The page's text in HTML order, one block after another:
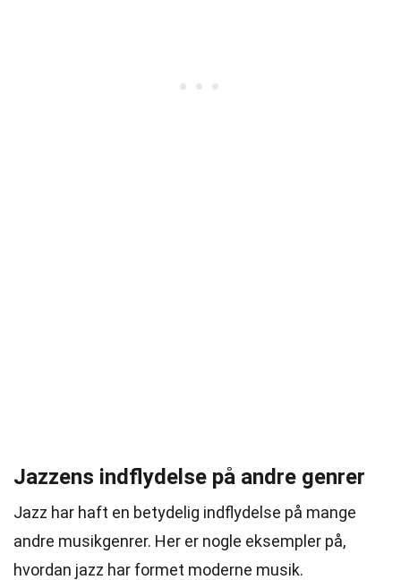
Jazzens indflydelse på andre genrer
Jazz har haft en betydelig indflydelse på mange
andre musikgenrer. Her er nogle eksempler på,
hvordan jazz har formet moderne musik.